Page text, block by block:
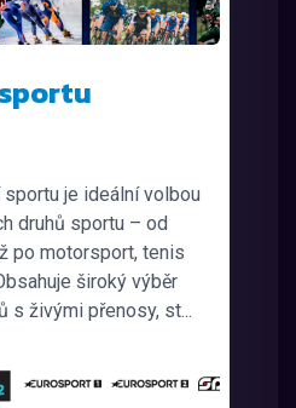
sportu je ideální volbou
druhů sportu – od
po motorsport, tenis
široký výběr
s živými přenosy, st...